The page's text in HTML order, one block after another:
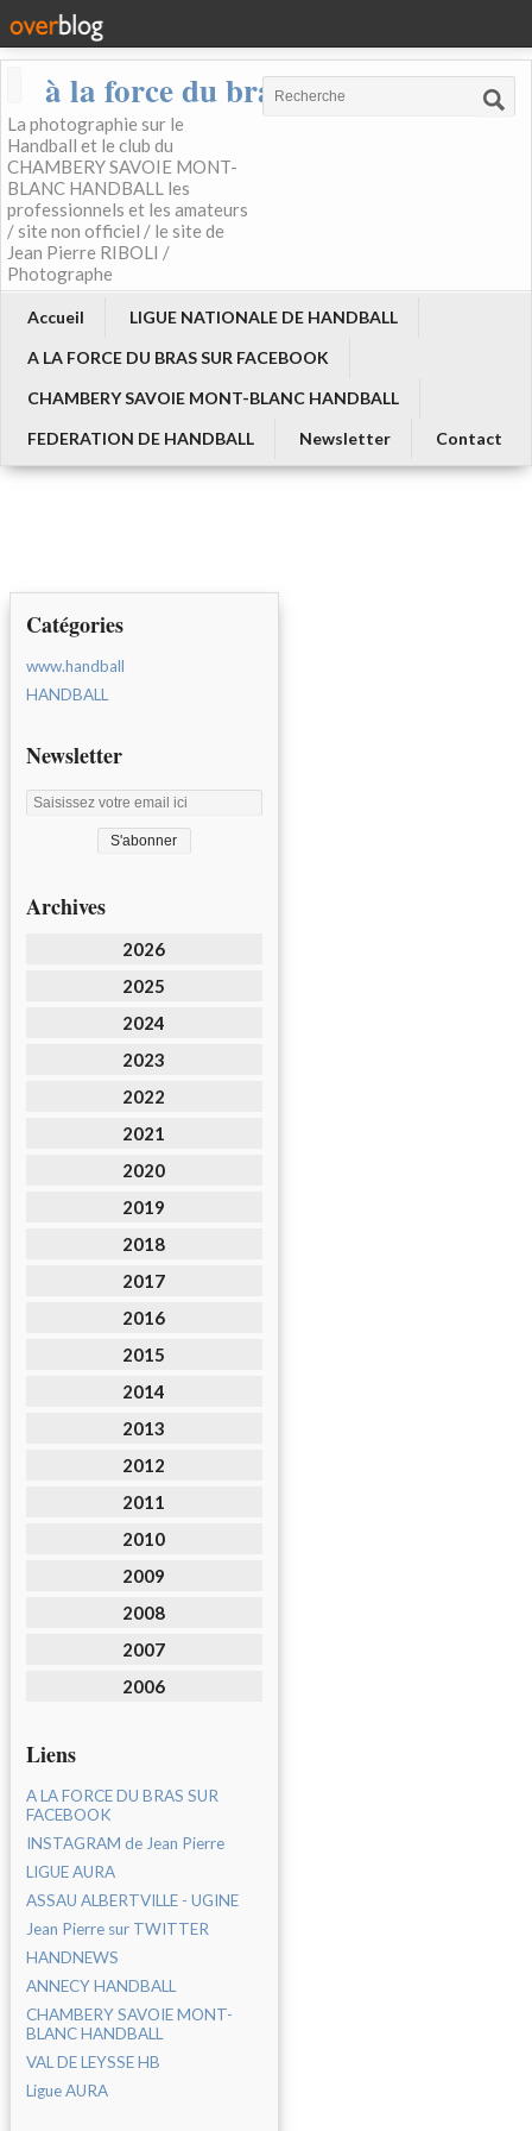
à la force du bras
La photographie sur le
Handball et le club du
CHAMBERY SAVOIE MONT-
BLANC HANDBALL les
professionnels et les amateurs
/ site non officiel / le site de
Jean Pierre RIBOLI /
Photographe
Accueil
LIGUE NATIONALE DE HANDBALL
A LA FORCE DU BRAS SUR FACEBOOK
CHAMBERY SAVOIE MONT-BLANC HANDBALL
FEDERATION DE HANDBALL
Newsletter Contact
Catégories
www.handball
HANDBALL
Newsletter
Archives
2026
2025
2024
2023
2022
2021
2020
2019
2018
2017
2016
2015
2014
2013
2012
2011
2010
2009
2008
2007
2006
Liens
A LA FORCE DU BRAS SUR
FACEBOOK
INSTAGRAM de Jean Pierre
LIGUE AURA
ASSAU ALBERTVILLE - UGINE
Jean Pierre sur TWITTER
HANDNEWS
ANNECY HANDBALL
CHAMBERY SAVOIE MONT-
BLANC HANDBALL
VAL DE LEYSSE HB
Ligue AURA